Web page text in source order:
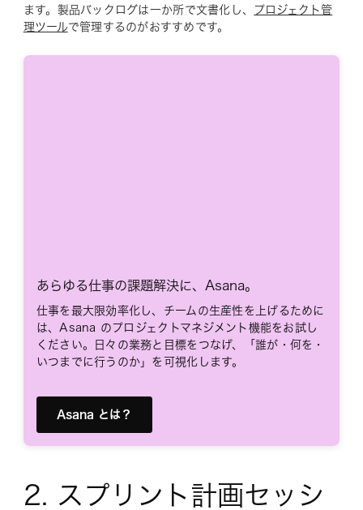
ます。製品バックログは一か所で文書化し、
プロジェクト管
理ツールで管理するのがおすすめです。
あらゆる仕事の課題解決に、Asana。
仕事を最大限効率化し、チームの生産性を上げるために
は、Asana のプロジェクトマネジメント機能をお試し
ください。日々の業務と目標をつなげ、「誰が・何を・
いつまでに行うのか」を可視化します。
Asana とは？
2. スプリント計画セッシ